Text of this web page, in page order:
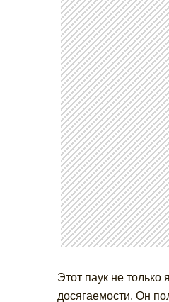
Этот паук не только
досягаемости. Он